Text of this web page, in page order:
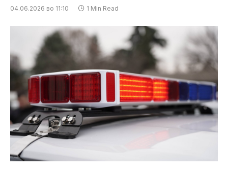
04.06.2026 во 11:10 1 Min Read